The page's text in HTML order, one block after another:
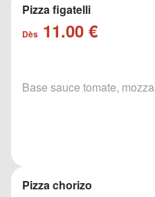
Pizza figatelli
Dès 11.00 €
Base sauce tomate,
Pizza chorizo